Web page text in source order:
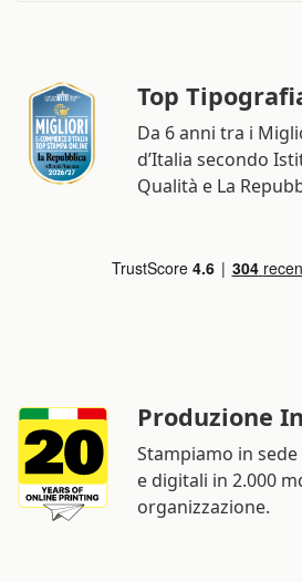
Top
Da 6 anni tra i
d’Italia secondo
Qualità e La
Produzione
Stampiamo in
e digitali in 2.000
organizzazione.